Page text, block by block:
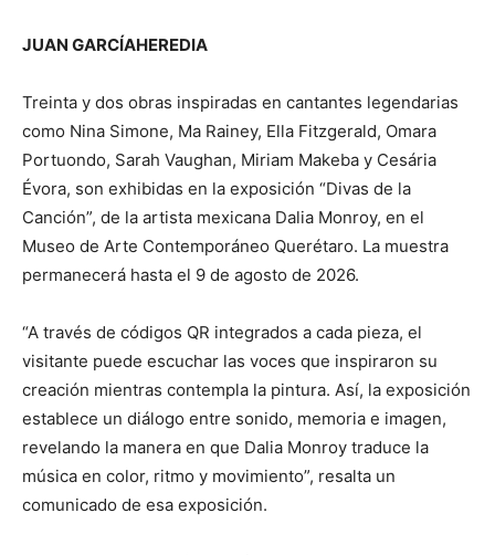
JUAN GARCÍAHEREDIA
Treinta y dos obras inspiradas en cantantes legendarias
como Nina Simone, Ma Rainey, Ella Fitzgerald, Omara
Portuondo, Sarah Vaughan, Miriam Makeba y Cesária
Évora, son exhibidas en la exposición “Divas de la
Canción”, de la artista mexicana Dalia Monroy, en el
Museo de Arte Contemporáneo Querétaro. La muestra
permanecerá hasta el 9 de agosto de 2026.
“A través de códigos QR integrados a cada pieza, el
visitante puede escuchar las voces que inspiraron su
creación mientras contempla la pintura. Así, la exposición
establece un diálogo entre sonido, memoria e imagen,
revelando la manera en que Dalia Monroy traduce la
música en color, ritmo y movimiento”, resalta un
comunicado de esa exposición.